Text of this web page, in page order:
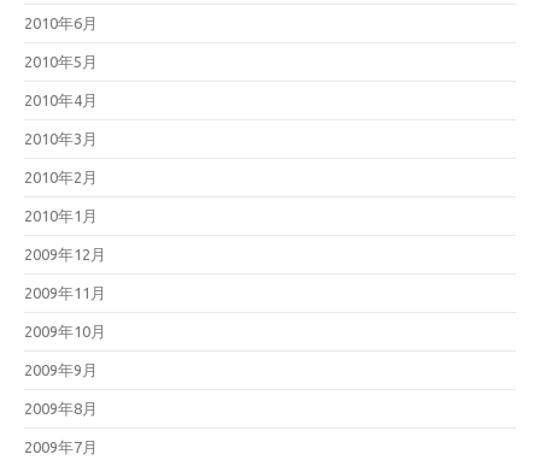
2010年6月
2010年5月
2010年4月
2010年3月
2010年2月
2010年1月
2009年12月
2009年11月
2009年10月
2009年9月
2009年8月
2009年7月